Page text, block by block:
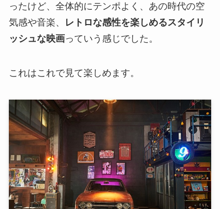
ったけど、全体的にテンポよく、あの時代の空
気感や音楽、
レトロな感性を楽しめるスタイリ
ッシュな映画っていう感じでした。
これはこれで見て楽しめます。